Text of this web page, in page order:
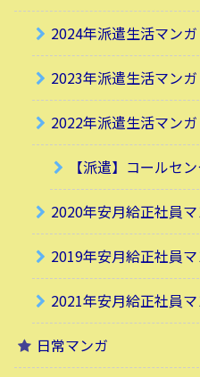
2024年派遣生活マンガ
2023年派遣生活マンガ
2022年派遣生活マンガ
【派遣】コールセ
2020年安月給正社員
2019年安月給正社員
2021年安月給正社員
日常マンガ